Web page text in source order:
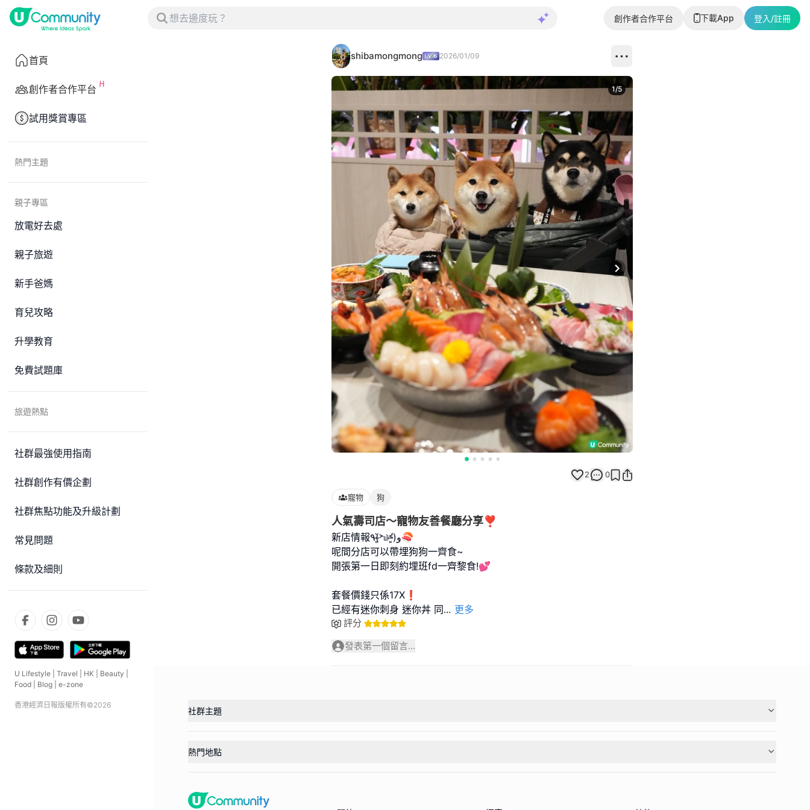
創作者合作平台 下載App 登入/註冊
首頁
創作者合作平台
試用獎賞專區
熱門主題
親子專區
放電好去處
親子旅遊
新手爸媽
育兒攻略
升學教育
免費試題庫
旅遊熱點
社群最強使用指南
社群創作有價企劃
社群焦點功能及升級計劃
常見問題
條款及細則
U Lifestyle Travel HK Beauty
Food
Blog e-zone
香港經濟日報版權所有©2026
shibamongmong 2026/01/09
Next slide
1/5
2 0
寵物 狗
人氣壽司店～寵物友善餐廳分享❣️
新店情報٩(˃̶͈̀௰˂̶͈́)و🍣
呢間分店可以帶埋狗狗一齊食~
開張第一日即刻約埋班fd一齊黎食!💕
套餐價錢只係17X❗️
已經有迷你刺身 迷你丼 同... 更多
評分
發表第一個留言...
社群主題
熱門地點